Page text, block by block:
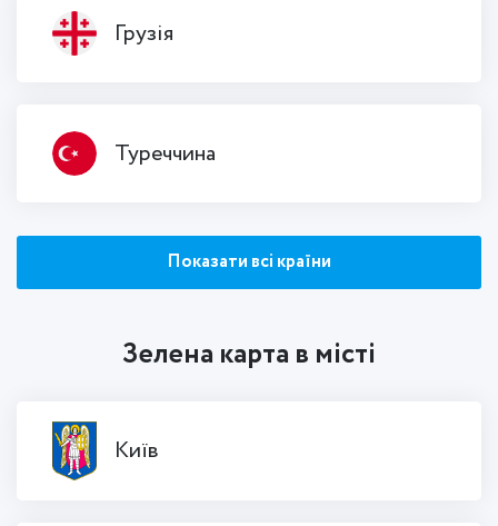
Грузія
Туреччина
Показати всі країни
Зелена карта в місті
Київ